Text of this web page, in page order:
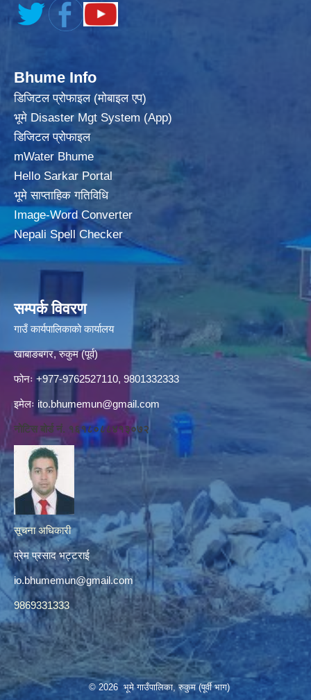
Bhume Info
डिजिटल प्रोफाइल (मोबाइल एप)
भूमे Disaster Mgt System (App)
डिजिटल प्रोफाइल
mWater Bhume
Hello Sarkar Portal
भूमे साप्ताहिक गतिविधि
Image-Word Converter
Nepali Spell Checker
सम्पर्क विवरण
गाउँ कार्यपालिकाको कार्यालय
खाबाङबगर, रुकुम (पूर्व)
फोनः +977-9762527110, 9801332333
इमेलः ito.bhumemun@gmail.com
नोटिस बोर्ड नं. १६१८०८८४१३०७२
सूचना अधिकारी
प्रेम प्रसाद भट्टराई
io.bhumemun@gmail.com
9869331333
© 2026 भूमे गाउँपालिका, रुकुम (पूर्वी भाग)